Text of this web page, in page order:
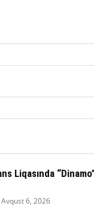
Liqasında
Avqust 6, 2026